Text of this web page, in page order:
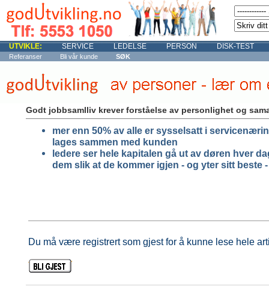
UTVIKLE: SERVICE LEDELSE PERSON DISK-TEST
Referanser Bli vår kunde SØK
Godt jobbsamlliv krever forståelse av personlighet og
mer enn 50% av alle er sysselsatt i
lages sammen med kunden
ledere ser hele kapitalen gå ut av døren hver
dem slik at de kommer igjen - og yter sitt beste
Du må være registrert som gjest for å kunne lese hele